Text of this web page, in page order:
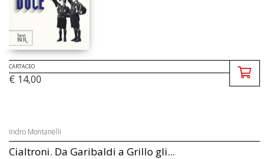
CARTACEO
€ 14,00
Indro Montanelli
Cialtroni. Da Garibaldi a Grillo gli...